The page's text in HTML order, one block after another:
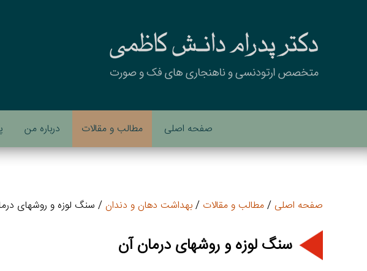
صفحه اصلی مطالب و مقالات درباره من
صفحه اصلی / مطالب و مقالات / بهداشت دهان و دندان / سنگ لوزه و روشهای
سنگ لوزه و روشهای درمان آن